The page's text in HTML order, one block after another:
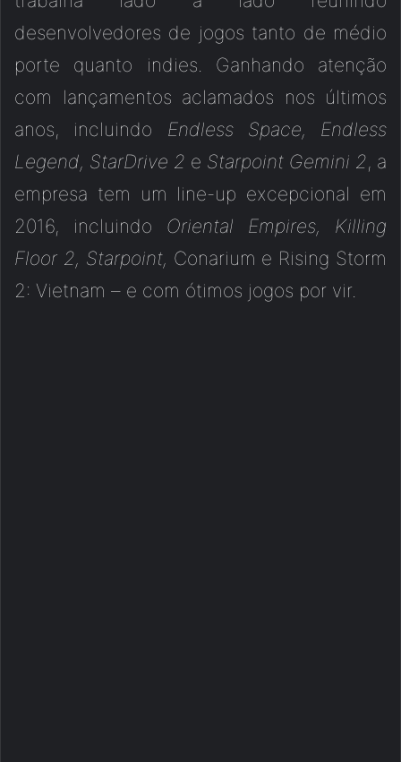
desenvolvedores de jogos tanto de médio
porte quanto indies. Ganhando atenção
com lançamentos aclamados nos últimos
anos, incluindo Endless Space, Endless
Legend, StarDrive 2 e Starpoint Gemini 2, a
empresa tem um line-up excepcional em
2016, incluindo Oriental Empires, Killing
Floor 2, Starpoint, Conarium e Rising Storm
2: Vietnam – e com ótimos jogos por vir.